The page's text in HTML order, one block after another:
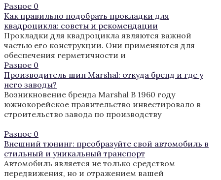
Разное 0
Как правильно подобрать прокладки для
квадроцикла: советы и рекомендации
Прокладки для квадроцикла являются важной
частью его конструкции. Они применяются для
обеспечения герметичности и
Разное 0
Производитель шин Marshal: откуда бренд и где у
него заводы?
Возникновение бренда Marshal В 1960 году
южнокорейское правительство инвестировало в
строительство завода по производству
Разное 0
Внешний тюнинг: преобразуйте свой автомобиль в
стильный и уникальный транспорт
Автомобиль является не только средством
передвижения, но и отражением вашей